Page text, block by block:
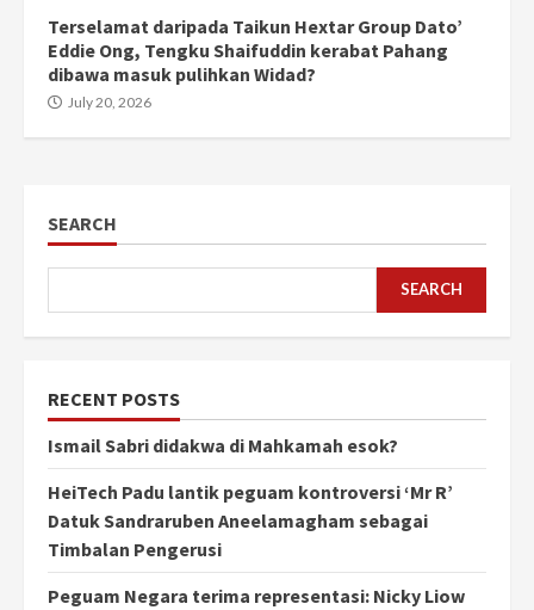
Terselamat daripada Taikun Hextar Group Dato’
Eddie Ong, Tengku Shaifuddin kerabat Pahang
dibawa masuk pulihkan Widad?
July 20, 2026
SEARCH
SEARCH
RECENT POSTS
Ismail Sabri didakwa di Mahkamah esok?
HeiTech Padu lantik peguam kontroversi ‘Mr R’
Datuk Sandraruben Aneelamagham sebagai
Timbalan Pengerusi
Peguam Negara terima representasi: Nicky Liow